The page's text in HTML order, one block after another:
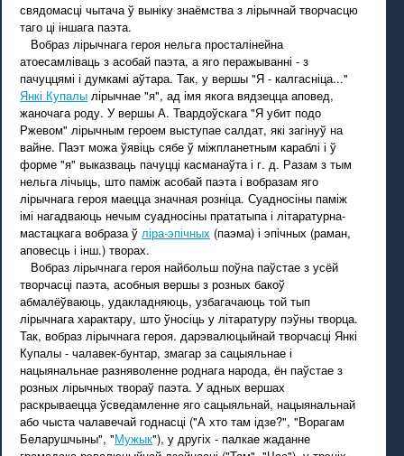
свядомасці чытача ў выніку знаёмства з лірычнай творчасцю
таго ці іншага паэта.
Вобраз лірычнага героя нельга просталінейна
атоесамліваць з асобай паэта, а яго перажыванні - з
пачуццямі і думкамі аўтара. Так, у вершы "Я - калгасніца..."
Янкі Купалы лірычнае "я", ад імя якога вядзецца аповед,
жаночага роду. У вершы А. Твардоўскага "Я убит подо
Ржевом" лірычным героем выступае салдат, які загінуў на
вайне. Паэт можа ўявіць сябе ў міжпланетным караблі і ў
форме "я" выказваць пачуцці касманаўта і г. д. Разам з тым
нельга лічыць, што паміж асобай паэта і вобразам яго
лірычнага героя маецца значная розніца. Суадносіны паміж
імі нагадваюць нечым суадносіны прататыпа і літаратурна-
мастацкага вобраза ўліра-эпічных (паэма) і эпічных (раман,
аповесць і інш.) творах.
Вобраз лірычнага героя найбольш поўна паўстае з усёй
творчасці паэта, асобныя вершы з розных бакоў
абмалёўваюць, удакладняюць, узбагачаюць той тып
лірычнага характару, што ўносіць у літаратуру пэўны творца.
Так, вобраз лірычнага героя. дарэвалюцыйнай творчасці Янкі
Купалы - чалавек-бунтар, змагар за сацыяльнае і
нацыянальнае разняволенне роднага народа, ён паўстае з
розных лірычных твораў паэта. У адных вершах
раскрываецца ўсведамленне яго сацыяльнай, нацыянальнай
або чыста чалавечай годнасці ("А хто там ідзе?", "Ворагам
Беларушчыны", "Мужык"), у другіх - палкае жаданне